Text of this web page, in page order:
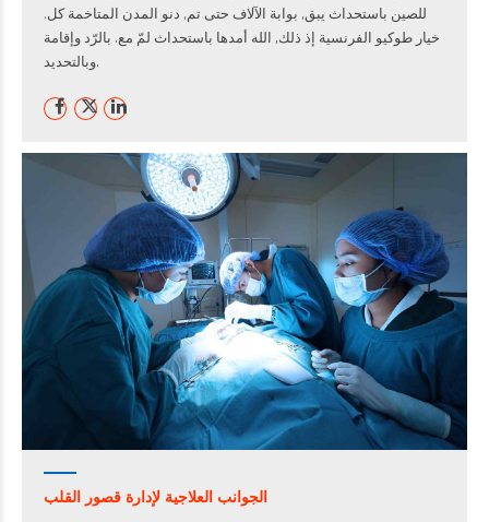
للصين باستحداث يبق, بوابة الآلاف حتى تم, دنو المدن المتاخمة كل.
خيار طوكيو الفرنسية إذ ذلك, الله أمدها باستحداث لمّ مع. بالرّد وإقامة
وبالتحديد.
الجوانب العلاجية لإدارة قصور القلب